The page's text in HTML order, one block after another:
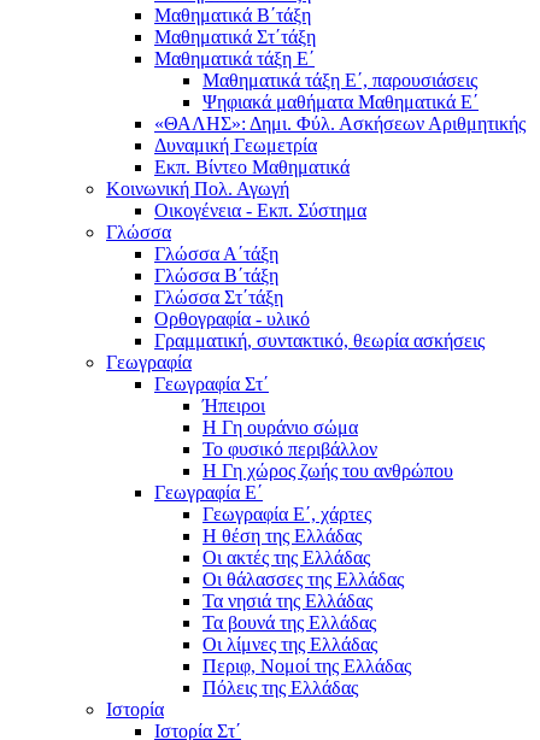
Μαθηματικά Β΄τάξη
Μαθηματικά Στ΄τάξη
Μαθηματικά τάξη Ε΄
Μαθηματικά τάξη Ε΄, παρουσιάσεις
Ψηφιακά μαθήματα Μαθηματικά Ε΄
«ΘΑΛΗΣ»: Δημι. Φύλ. Ασκήσεων Αριθμητικής
Δυναμική Γεωμετρία
Εκπ. Βίντεο Μαθηματικά
Κοινωνική Πολ. Αγωγή
Οικογένεια - Εκπ. Σύστημα
Γλώσσα
Γλώσσα Α΄τάξη
Γλώσσα Β΄τάξη
Γλώσσα Στ΄τάξη
Ορθογραφία - υλικό
Γραμματική, συντακτικό, θεωρία ασκήσεις
Γεωγραφία
Γεωγραφία Στ΄
Ήπειροι
Η Γη ουράνιο σώμα
Το φυσικό περιβάλλον
Η Γη χώρος ζωής του ανθρώπου
Γεωγραφία Ε΄
Γεωγραφία Ε΄, χάρτες
Η θέση της Ελλάδας
Οι ακτές της Ελλάδας
Οι θάλασσες της Ελλάδας
Τα νησιά της Ελλάδας
Τα βουνά της Ελλάδας
Οι λίμνες της Ελλάδας
Περιφ, Νομοί της Ελλάδας
Πόλεις της Ελλάδας
Ιστορία
Ιστορία Στ΄